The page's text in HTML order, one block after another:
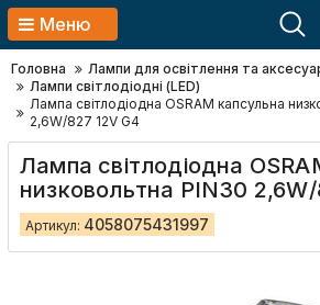
Меню
Головна
Лампи для освітлення та
Лампи світлодіодні (LED)
Лампа світлодіодна OSRAM капсульна
2,6W/827 12V G4
Лампа світлодіодна
низковольтна PIN30
Артикул: 4058075431997